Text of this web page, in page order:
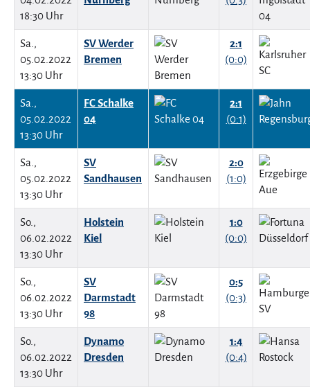
18:30 Uhr
Sa.,
05.02.2022
13:30 Uhr
SV Werder
Bremen
2:1
(0:0)
Sa.,
05.02.2022
13:30 Uhr
FC Schalke
04
2:1
(0:1)
Sa.,
05.02.2022
13:30 Uhr
SV
Sandhausen
2:0
(1:0)
So.,
06.02.2022
13:30 Uhr
Holstein
Kiel
1:0
(0:0)
So.,
06.02.2022
13:30 Uhr
SV
Darmstadt
98
0:5
(0:3)
So.,
06.02.2022
13:30 Uhr
Dynamo
Dresden
1:4
(0:4)